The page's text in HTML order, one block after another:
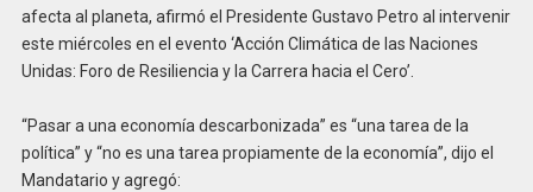
afecta al planeta, afirmó el Presidente Gustavo Petro al intervenir
este miércoles en el evento ‘Acción Climática de las Naciones
Unidas: Foro de Resiliencia y la Carrera hacia el Cero’.
“Pasar a una economía descarbonizada” es “una tarea de la
política” y “no es una tarea propiamente de la economía”, dijo el
Mandatario y agregó: